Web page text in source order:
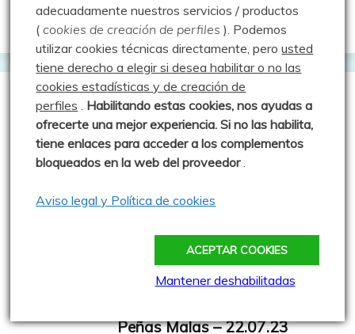
Entradas al azar
Paseo por Cabaña Verónica –
Publicado: 31 agosto 2004
desde Fuente Dé, que por error al coger la arista
Peñas Malas – 22.07.23
adecuadamente nuestros servicios / productos
(cookies de creación de perfiles ). Podemos
utilizar cookies técnicas directamente, perousted
tiene derecho a elegir si desea habilitar o no las
cookies estadísticas y de creación de
perfiles . Habilitando estas cookies, nos ayudas a
ofrecerte una mejor experiencia. Si no las habilita,
tiene enlaces para acceder a los complementos
bloqueados en la web del proveedor.
Aviso legal y Política de cookies
ACEPTAR COOKIES
Mantener deshabilitadas